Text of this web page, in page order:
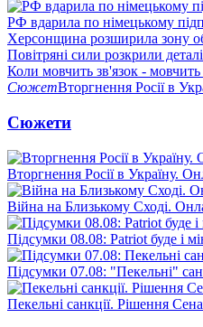
РФ вдарила по німецькому
Херсонщина розширила зону
Повітряні сили розкрили
Коли мовчить зв'язок - мовчить
СюжетВторгнення Росії в
Сюжети
Вторгнення Росії в Україну.
Війна на Близькому Сході.
Підсумки 08.08: Patriot буде і
Підсумки 07.08: "Пекельні"
Пекельні санкції. Рішення